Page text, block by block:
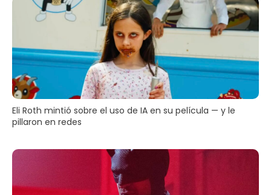
Eli Roth mintió sobre el uso de IA en su película — y le
pillaron en redes